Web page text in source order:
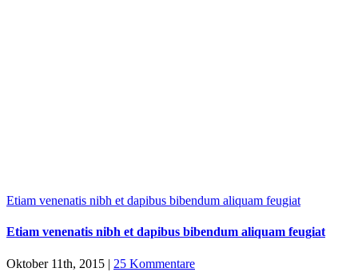
Etiam venenatis nibh et dapibus bibendum aliquam feugiat
Etiam venenatis nibh et dapibus bibendum aliquam feugiat
Oktober 11th, 2015 | 25 Kommentare